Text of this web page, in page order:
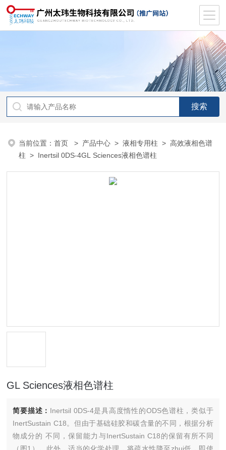
当前位置：首页 > 产品中心 >液相专用柱 >高效液相色谱
柱 > Inertsil 0DS-4GL Sciences液相色谱柱
GL Sciences液相色谱柱
简要描述： Inertsil 0DS-4是具高度惰性的ODS色谱柱，类似于
InertSustain C18。但由于基础硅胶和碳含量的不同，根据分析
物成分的 不同，保留能力与InertSustain C18的保留有所不同